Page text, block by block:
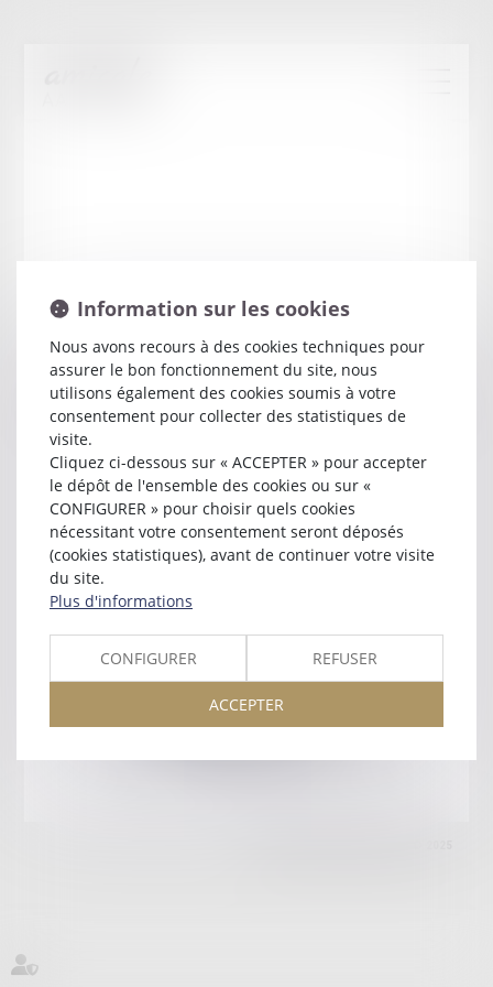
GeoffreyLE TAILLANTER
4 RUE PAUL LANGEVIN
49100 ANGERS
Tél :02 41 87 35 00
Retour
HonorairesMentions légalesPlan du site
11 Place des Cinq Martyrs du Lycée Buffon, 75014 PARIS
Information sur les cookies
Nous avons recours à des cookies techniques pour
assurer le bon fonctionnement du site, nous
utilisons également des cookies soumis à votre
consentement pour collecter des statistiques de
visite.
Cliquez ci-dessous sur « ACCEPTER » pour accepter
le dépôt de l'ensemble des cookies ou sur «
CONFIGURER » pour choisir quels cookies
nécessitant votre consentement seront déposés
(cookies statistiques), avant de continuer votre visite
du site.
Plus d'informations
CONFIGURER REFUSER
ACCEPTER